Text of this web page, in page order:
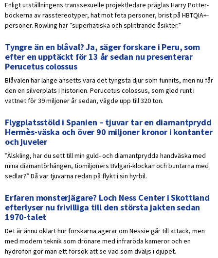
Enligt utställningens transsexuelle projektledare präglas Harry Potter-
böckerna av rasstereotyper, hat mot feta personer, brist på HBTQIA+-
personer. Rowling har ”superhatiska och splittrande åsikter.”
Tyngre än en blåval? Ja, säger forskare i Peru, som
efter en upptäckt för 13 år sedan nu presenterar
Perucetus colossus
Blåvalen har länge ansetts vara det tyngsta djur som funnits, men nu får
den en silverplats i historien. Perucetus colossus, som gled runt i
vattnet för 39 miljoner år sedan, vägde upp till 320 ton.
Flygplatsstöld i Spanien – tjuvar tar en diamantprydd
Hermès-väska och över 90 miljoner kronor i kontanter
och juveler
”Älskling, har du sett till min guld- och diamantprydda handväska med
mina diamantörhängen, tiomiljoners Bvlgari-klockan och buntarna med
sedlar?” Då var tjuvarna redan på flykt i sin hyrbil.
Erfaren monsterjägare? Loch Ness Center i Skottland
efterlyser nu frivilliga till den största jakten sedan
1970-talet
Det är ännu oklart hur forskarna agerar om Nessie går till attack, men
med modern teknik som drönare med infraröda kameror och en
hydrofon gör man ett försök att se vad som dväljs i djupet.